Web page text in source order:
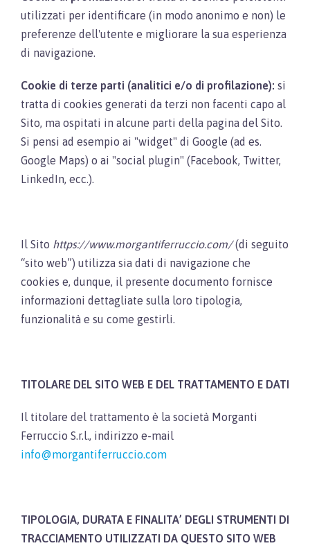
utilizzati per identificare (in modo anonimo e non) le
preferenze dell'utente e migliorare la sua esperienza
di navigazione.
Cookie di terze parti (analitici e/o di profilazione): si
tratta di cookies generati da terzi non facenti capo al
Sito, ma ospitati in alcune parti della pagina del Sito.
Si pensi ad esempio ai "widget" di Google (ad es.
Google Maps) o ai "social plugin" (Facebook, Twitter,
LinkedIn, ecc.).
Il Sito https://www.morgantiferruccio.com/(di seguito
“sito web”) utilizza sia dati di navigazione che
cookies e, dunque, il presente documento fornisce
informazioni dettagliate sulla loro tipologia,
funzionalità e su come gestirli.
TITOLARE DEL SITO WEB E DEL TRATTAMENTO E DATI
Il titolare del trattamento è la società Morganti
Ferruccio S.r.l., indirizzo e-mail
info@morgantiferruccio.com
TIPOLOGIA, DURATA E FINALITA’ DEGLI STRUMENTI DI
TRACCIAMENTO UTILIZZATI DA QUESTO SITO WEB